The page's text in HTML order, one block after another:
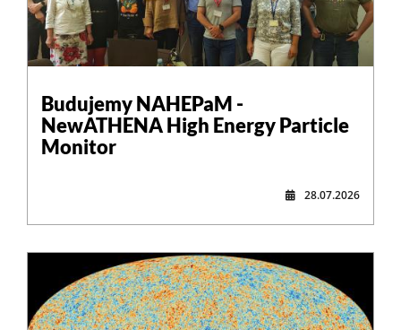
Budujemy NAHEPaM -
NewATHENA High Energy Particle
Monitor
28.07.2026